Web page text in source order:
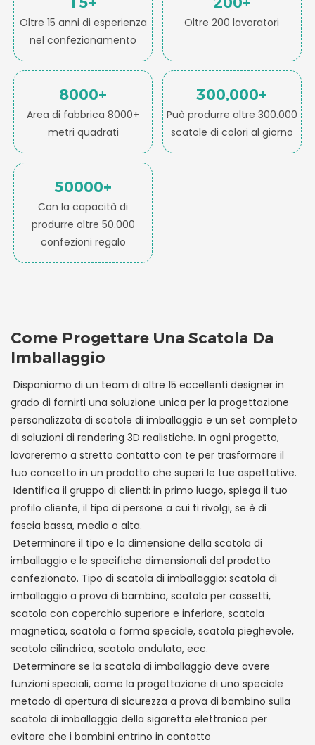
Oltre 15 anni di esperienza
nel confezionamento
Oltre 200 lavoratori
8000+
Area di fabbrica 8000+
metri quadrati
300,000+
Può produrre oltre 300.000
scatole di colori al giorno
50000+
Con la capacità di
produrre oltre 50.000
confezioni regalo
Come Progettare Una Scatola Da
Imballaggio
Disponiamo di un team di oltre 15 eccellenti designer in
grado di fornirti una soluzione unica per la progettazione
personalizzata di scatole di imballaggio e un set completo
di soluzioni di rendering 3D realistiche. In ogni progetto,
lavoreremo a stretto contatto con te per trasformare il
tuo concetto in un prodotto che superi le tue aspettative.
Identifica il gruppo di clienti: in primo luogo, spiega il tuo
profilo cliente, il tipo di persone a cui ti rivolgi, se è di
fascia bassa, media o alta.
Determinare il tipo e la dimensione della scatola di
imballaggio e le specifiche dimensionali del prodotto
confezionato. Tipo di scatola di imballaggio: scatola di
imballaggio a prova di bambino, scatola per cassetti,
scatola con coperchio superiore e inferiore, scatola
magnetica, scatola a forma speciale, scatola pieghevole,
scatola cilindrica, scatola ondulata, ecc.
Determinare se la scatola di imballaggio deve avere
funzioni speciali, come la progettazione di uno speciale
metodo di apertura di sicurezza a prova di bambino sulla
scatola di imballaggio della sigaretta elettronica per
evitare che i bambini entrino in contatto